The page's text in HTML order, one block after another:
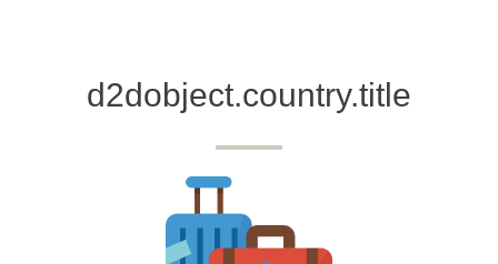
d2dobject.country.title